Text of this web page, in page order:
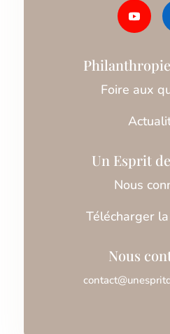
Foire aux
Un Esprit
Nous
Télécharger
Nous